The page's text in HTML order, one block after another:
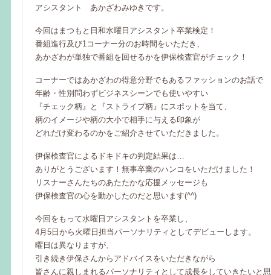
アシスタント あかざわみゆきです。
今回はまつもと日和水曜日アシスタント卒業検定！
番組進行及び1コーナー分のお時間をいただき、
あかざわが単独で番組を回せるかを伊保検査官がチェック！
コーナーではあかざわの得意分野でもあるファッションのお話で
年齢・性別問わずビジネスシーンでも使いやすい
『チェック柄』と『ストライプ柄』にスポットを当て、
柄のイメージや柄の大小で相手に与える印象が
どれだけ変わるのかをご紹介させていただきました。
伊保検査官によるドキドキの判定結果は…
ありがとうございます！無事卒業のハンコをいただけました！
リスナーさんたちのあたたかな応援メッセージも
伊保検査官の心を動かしたのだと思います(^^)
今回をもって水曜日アシスタントを卒業し、
4月5日から火曜日担当パーソナリティとしてデビューします。
曜日は異なりますが、
引き続き伊保さんからアドバイスをいただきながら
皆さんに親しまれるパーソナリティとして成長をしていきたいと